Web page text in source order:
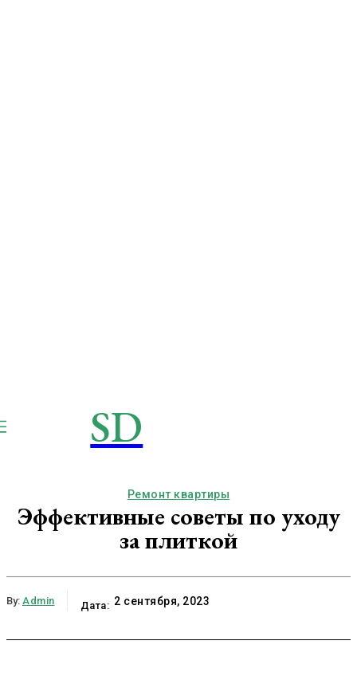
SD
Ремонт квартиры
Эффективные советы по уходу
за плиткой
By: Admin Дата: 2 сентября, 2023